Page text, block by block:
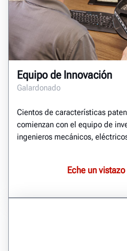
Equipo de Innovación
Galardonado
Cientos de características
comienzan con el equipo de
ingenieros mecánicos,
Eche un